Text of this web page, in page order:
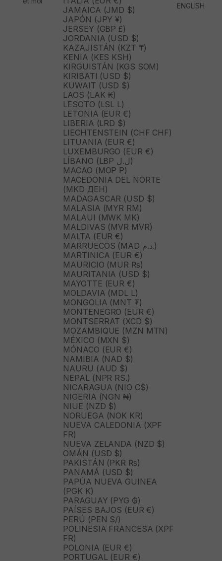
JAMAICA (JMD $)
JAPÓN (JPY ¥)
JERSEY (GBP £)
JORDANIA (USD $)
KAZAJISTÁN (KZT ₸)
KENIA (KES KSH)
KIRGUISTÁN (KGS SOM)
KIRIBATI (USD $)
KUWAIT (USD $)
LAOS (LAK ₭)
LESOTO (LSL L)
LETONIA (EUR €)
LIBERIA (LRD $)
LIECHTENSTEIN (CHF CHF)
LITUANIA (EUR €)
LUXEMBURGO (EUR €)
LÍBANO (LBP ل.ل)
MACAO (MOP P)
MACEDONIA DEL NORTE
(MKD ДЕН)
MADAGASCAR (USD $)
MALASIA (MYR RM)
MALAUI (MWK MK)
MALDIVAS (MVR MVR)
MALTA (EUR €)
MARRUECOS (MAD د.م.)
MARTINICA (EUR €)
MAURICIO (MUR ₨)
MAURITANIA (USD $)
MAYOTTE (EUR €)
MOLDAVIA (MDL L)
MONGOLIA (MNT ₮)
MONTENEGRO (EUR €)
MONTSERRAT (XCD $)
MOZAMBIQUE (MZN MTN)
MÉXICO (MXN $)
MÓNACO (EUR €)
NAMIBIA (NAD $)
NAURU (AUD $)
NEPAL (NPR RS.)
NICARAGUA (NIO C$)
NIGERIA (NGN ₦)
NIUE (NZD $)
NORUEGA (NOK KR)
NUEVA CALEDONIA (XPF
FR)
NUEVA ZELANDA (NZD $)
OMÁN (USD $)
PAKISTÁN (PKR ₨)
PANAMÁ (USD $)
PAPÚA NUEVA GUINEA
(PGK K)
PARAGUAY (PYG ₲)
PAÍSES BAJOS (EUR €)
PERÚ (PEN S/)
POLINESIA FRANCESA (XPF
FR)
POLONIA (EUR €)
PORTUGAL (EUR €)
ENGLISH